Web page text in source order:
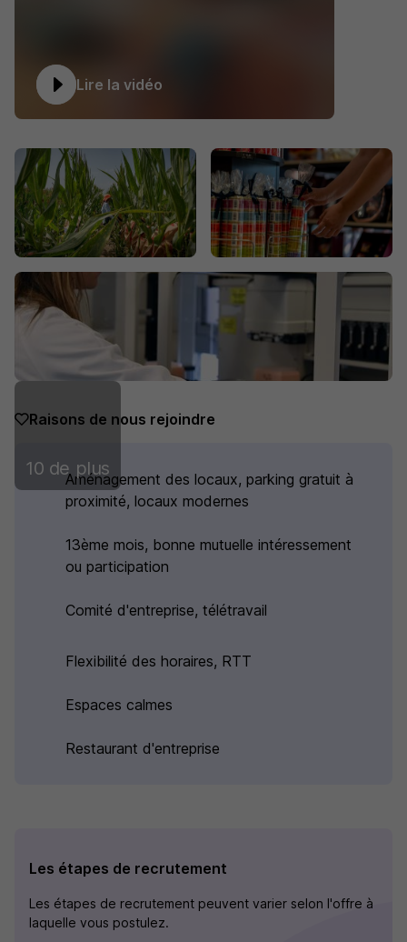
Lire la vidéo
10 de plus
Raisons de nous rejoindre
Aménagement des locaux, parking gratuit à
proximité, locaux modernes
13ème mois, bonne mutuelle intéressement
ou participation
Comité d'entreprise, télétravail
Flexibilité des horaires, RTT
Espaces calmes
Restaurant d'entreprise
Les étapes de recrutement
Les étapes de recrutement peuvent varier selon l'offre à
laquelle vous postulez.